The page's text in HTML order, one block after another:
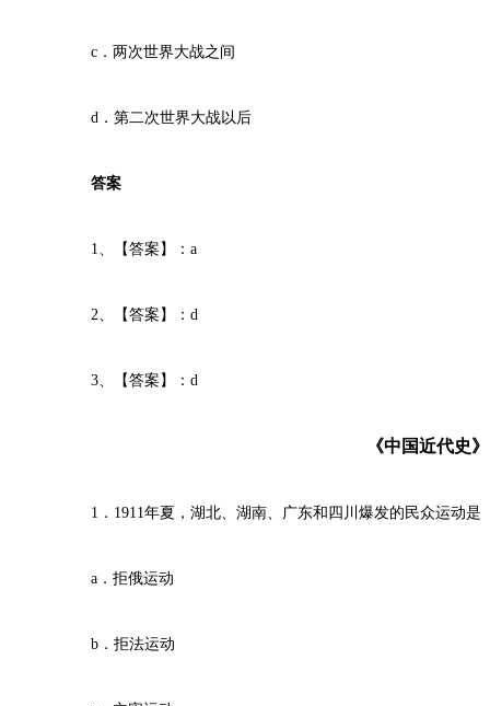
c．两次世界大战之间
d．第二次世界大战以后
答案
1、【答案】：a
2、【答案】：d
3、【答案】：d
《中国近代史》
1．1911年夏，湖北、湖南、广东和四川爆发的民众运动
a．拒俄运动
b．拒法运动